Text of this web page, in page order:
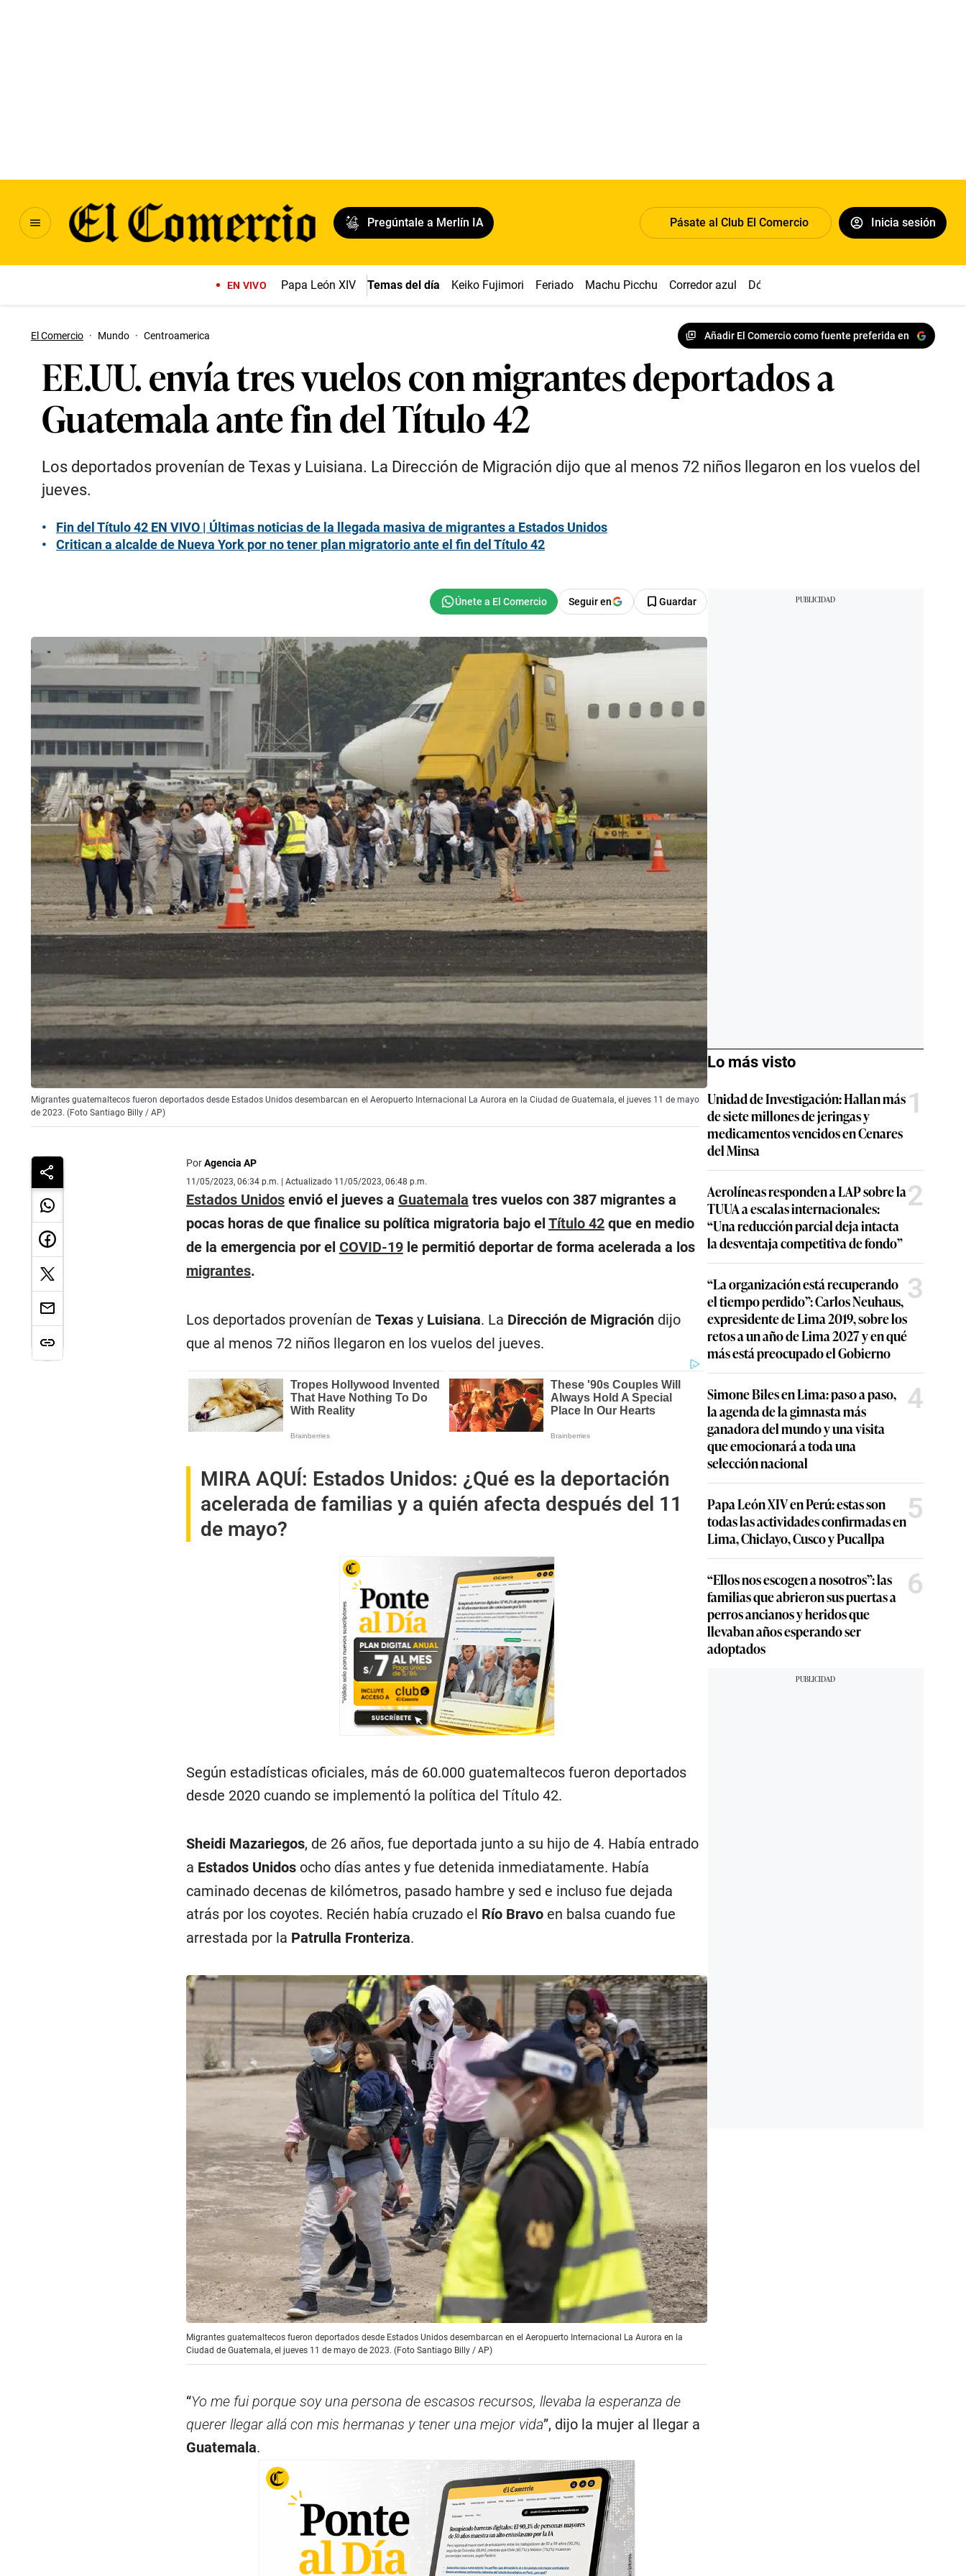
Pregúntale a Merlín IA Pásate al Club El Comercio Inicia sesión
EN VIVO Papa León XIV Temas del día Keiko Fujimori Feriado Machu Picchu Corredor azul Dólar
El Comercio · Mundo · Centroamerica Añadir El Comercio como fuente preferida en
EE.UU. envía tres vuelos con migrantes deportados a
Guatemala ante fin del Título 42
Los deportados provenían de Texas y Luisiana. La Dirección de Migración dijo que al menos 72 niños llegaron en los vuelos del
jueves.
Fin del Título 42 EN VIVO | Últimas noticias de la llegada masiva de migrantes a Estados Unidos
Critican a alcalde de Nueva York por no tener plan migratorio ante el fin del Título 42
Seguir en Guardar
Migrantes guatemaltecos fueron deportados desde Estados Unidos desembarcan en el Aeropuerto Internacional La Aurora en la Ciudad de Guatemala, el jueves 11 de mayo
de 2023. (Foto Santiago Billy / AP)
PorAgencia AP
11/05/2023, 06:34 p.m. | Actualizado 11/05/2023, 06:48 p.m.
Estados Unidosenvió el jueves a Guatemala tres vuelos con 387 migrantes a
pocas horas de que finalice su política migratoria bajo el Título 42que en medio
de la emergencia por el COVID-19le permitió deportar de forma acelerada a los
migrantes.
Los deportados provenían de Texasy Luisiana. La Dirección de Migracióndijo
que al menos 72 niños llegaron en los vuelos del jueves.
MIRA AQUÍ: Estados Unidos: ¿Qué es la deportación
acelerada de familias y a quién afecta después del 11
de mayo?
Según estadísticas oficiales, más de 60.000 guatemaltecos fueron deportados
desde 2020 cuando se implementó la política del Título 42.
Sheidi Mazariegos, de 26 años, fue deportada junto a su hijo de 4. Había entrado
a Estados Unidosocho días antes y fue detenida inmediatamente. Había
caminado decenas de kilómetros, pasado hambre y sed e incluso fue dejada
atrás por los coyotes. Recién había cruzado el Río Bravoen balsa cuando fue
arrestada por la Patrulla Fronteriza.
Migrantes guatemaltecos fueron deportados desde Estados Unidos desembarcan en el Aeropuerto Internacional La Aurora en la
Ciudad de Guatemala, el jueves 11 de mayo de 2023. (Foto Santiago Billy / AP)
“Yo me fui porque soy una persona de escasos recursos, llevaba la esperanza de
querer llegar allá con mis hermanas y tener una mejor vida”, dijo la mujer al llegar a
Guatemala.
Lo más visto
Unidad de Investigación: Hallan más
de siete millones de jeringas y
medicamentos vencidos en Cenares
del Minsa
1
Aerolíneas responden a LAP sobre la
TUUA a escalas internacionales:
“Una reducción parcial deja intacta
la desventaja competitiva de fondo”
2
“La organización está recuperando
el tiempo perdido”: Carlos Neuhaus,
expresidente de Lima 2019, sobre los
retos a un año de Lima 2027 y en qué
más está preocupado el Gobierno
3
Simone Biles en Lima: paso a paso,
la agenda de la gimnasta más
ganadora del mundo y una visita
que emocionará a toda una
selección nacional
4
Papa León XIV en Perú: estas son
todas las actividades confirmadas en
Lima, Chiclayo, Cusco y Pucallpa
5
“Ellos nos escogen a nosotros”: las
familias que abrieron sus puertas a
perros ancianos y heridos que
llevaban años esperando ser
adoptados
6